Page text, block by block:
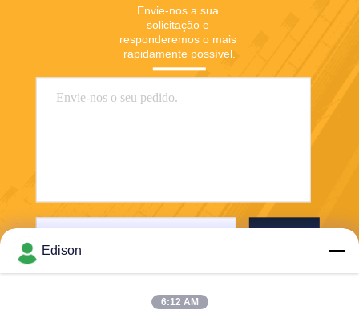
Envie-nos a sua
solicitação e
responderemos o mais
rapidamente possível.
Edison
6:12 AM